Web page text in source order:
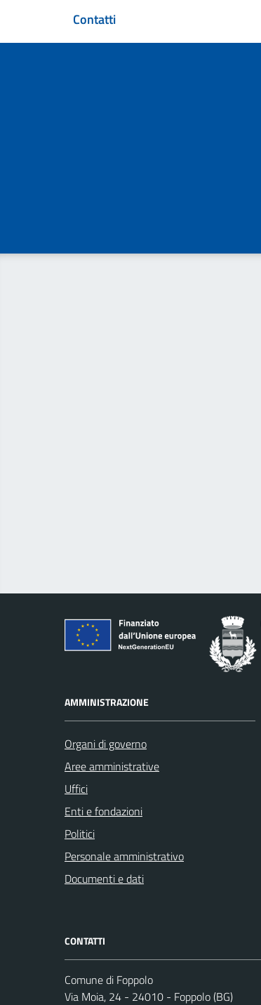
Contatti
AMMINISTRAZIONE
Organi di governo
Aree amministrative
Uffici
Enti e fondazioni
Politici
Personale amministrativo
Documenti e dati
CONTATTI
Comune di Foppolo
Via Moia, 24 - 24010 - Foppolo (BG)